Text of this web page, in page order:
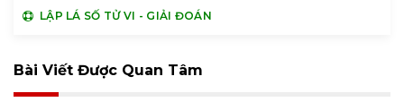
LẬP LÁ SỐ TỬ VI - GIẢI ĐOÁN
Bài Viết Được Quan Tâm